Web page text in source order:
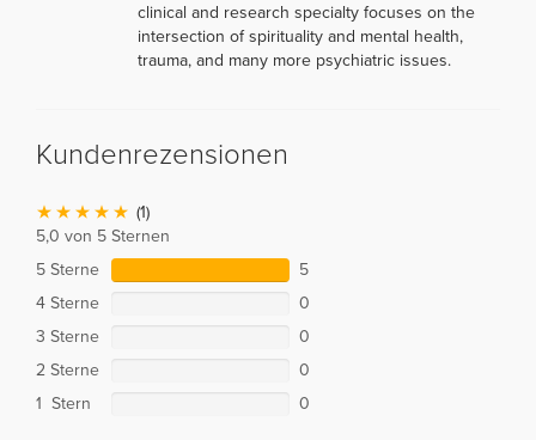
clinical and research specialty focuses on the
intersection of spirituality and mental health,
trauma, and many more psychiatric issues.
Kundenrezensionen
(1)
5,0 von 5 Sternen
5 Sterne
5
4 Sterne
0
3 Sterne
0
2 Sterne
0
1 Stern
0